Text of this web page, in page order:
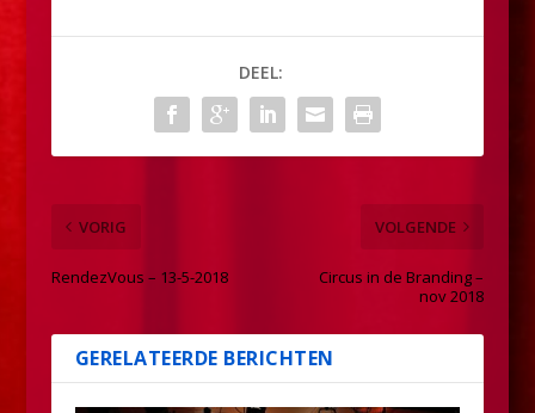
DEEL:
VORIG
RendezVous – 13-5-2018
VOLGENDE
Circus in de Branding –
nov 2018
GERELATEERDE BERICHTEN